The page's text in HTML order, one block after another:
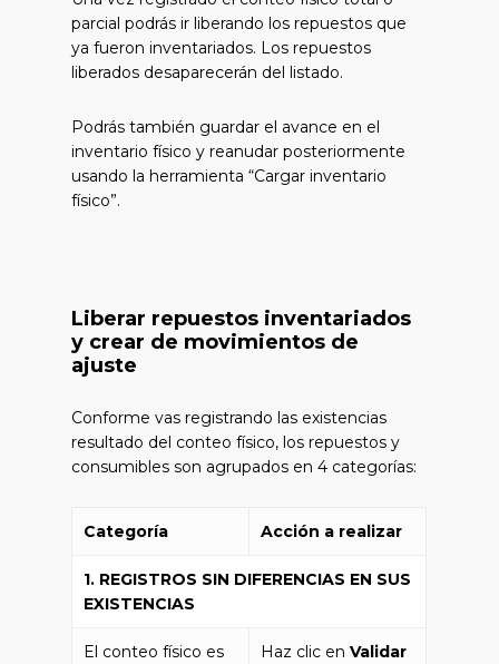
parcial podrás ir liberando los repuestos que
ya fueron inventariados. Los repuestos
liberados desaparecerán del listado.
Podrás también guardar el avance en el
inventario físico y reanudar posteriormente
usando la herramienta “Cargar inventario
físico”.
Liberar repuestos inventariados
y crear de movimientos de
ajuste
Conforme vas registrando las existencias
resultado del conteo físico, los repuestos y
consumibles son agrupados en 4 categorías:
Categoría Acción a realizar
1. REGISTROS SIN DIFERENCIAS EN SUS
EXISTENCIAS
El conteo físico es
Haz clic enValidar